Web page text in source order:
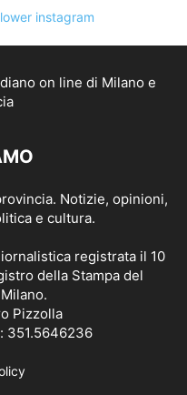
Notizie, opinioni,
e cultura.
registrata il 10
della Stampa del
Pizzolla
351.5646236